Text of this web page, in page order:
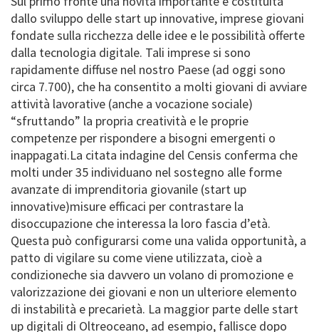
dallo sviluppo delle start up innovative, imprese giovani
fondate sulla ricchezza delle idee e le possibilità offerte
dalla tecnologia digitale. Tali imprese si sono
rapidamente diffuse nel nostro Paese (ad oggi sono
circa 7.700), che ha consentito a molti giovani di avviare
attività lavorative (anche a vocazione sociale)
“sfruttando” la propria creatività e le proprie
competenze per rispondere a bisogni emergenti o
inappagati.La citata indagine del Censis conferma che
molti under 35 individuano nel sostegno alle forme
avanzate di imprenditoria giovanile (start up
innovative)misure efficaci per contrastare la
disoccupazione che interessa la loro fascia d’età.
Questa può configurarsi come una valida opportunità, a
patto di vigilare su come viene utilizzata, cioè a
condizioneche sia davvero un volano di promozione e
valorizzazione dei giovani e non un ulteriore elemento
di instabilità e precarietà. La maggior parte delle start
up digitali di Oltreoceano, ad esempio, fallisce dopo